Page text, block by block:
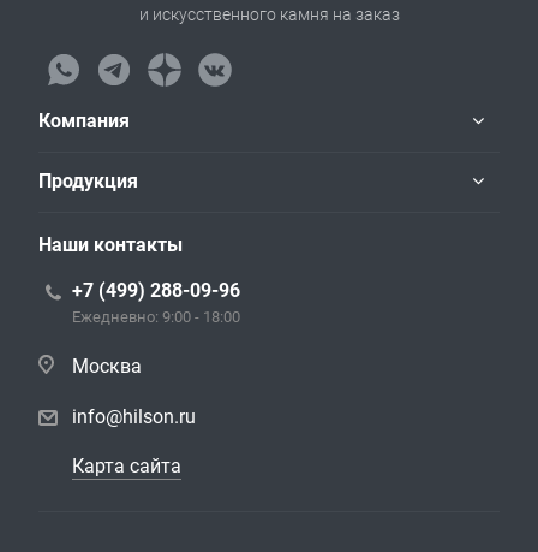
и искусственного камня на заказ
Компания
Продукция
Наши контакты
+7 (499) 288-09-96
Ежедневно: 9:00 - 18:00
Москва
info@hilson.ru
Карта сайта